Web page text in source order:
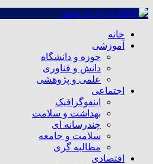
خانه
آموزشی
حوزه و دانشگاه
دانش و فناوری
علمی و پژوهشی
اجتماعی
اینفوگرافیک
بهداشت و سلامت
چندرسانه ای
سلامت و جامعه
مطالبه گری
اقتصادی